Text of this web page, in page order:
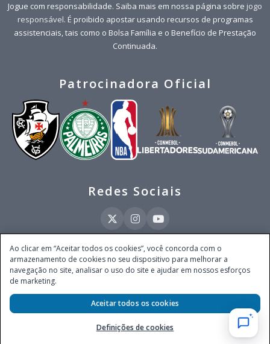
Jogue com responsabilidade. Saiba mais em nossa página sobre jogo
responsável. É proibido apostar usando recursos de programas
assistenciais, tais como o Bolsa Família e o Benefício de Prestação
Continuada.
Patrocinadora Oficial
Redes Sociais
Este site é operado pela Ventmear Brasil LTDA (CNPJ 52.868.380/0001-84), com
endereço na Avenida Brigadeiro Faria Lima, nº 4.055, 3º andar, Itaim Bibi, no
Município de São Paulo, Estado de São Paulo, CEP 04538-133, Brasil - empresa
autorizada a operar apostas de quota fixa em todo território nacional pela
Secretaria de Prêmios e Apostas do Ministério da Fazenda, conforme Portaria nº
247, de 07.02.2025, publicada no DOU em 11.2.2025.
Ao clicar em “Aceitar todos os cookies”, você concorda com o
armazenamento de cookies no seu dispositivo para melhorar a
navegação no site, analisar o uso do site e ajudar em nossos esforços
de marketing.
Definições de cookies
Aceitar todos os cookies